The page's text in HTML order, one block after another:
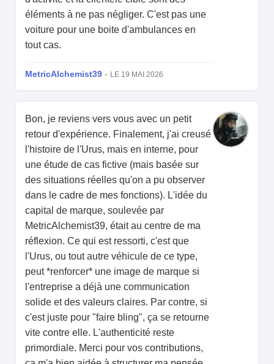
éléments à ne pas négliger. C'est pas une
voiture pour une boite d'ambulances en
tout cas.
MetricAlchemist39 - LE 19 MAI 2026
Bon, je reviens vers vous avec un petit
retour d'expérience. Finalement, j'ai creusé
l'histoire de l'Urus, mais en interne, pour
une étude de cas fictive (mais basée sur
des situations réelles qu'on a pu observer
dans le cadre de mes fonctions). L'idée du
capital de marque, soulevée par
MetricAlchemist39, était au centre de ma
réflexion. Ce qui est ressorti, c'est que
l'Urus, ou tout autre véhicule de ce type,
peut *renforcer* une image de marque si
l'entreprise a déjà une communication
solide et des valeurs claires. Par contre, si
c'est juste pour "faire bling", ça se retourne
vite contre elle. L'authenticité reste
primordiale. Merci pour vos contributions,